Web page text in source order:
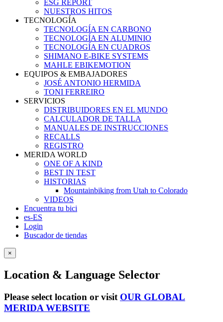
ESG REPORT
NUESTROS HITOS
TECNOLOGÍA
TECNOLOGÍA EN CARBONO
TECNOLOGÍA EN ALUMINIO
TECNOLOGÍA EN CUADROS
SHIMANO E-BIKE SYSTEMS
MAHLE EBIKEMOTION
EQUIPOS & EMBAJADORES
JOSÉ ANTONIO HERMIDA
TONI FERREIRO
SERVICIOS
DISTRIBUIDORES EN EL MUNDO
CALCULADOR DE TALLA
MANUALES DE INSTRUCCIONES
RECALLS
REGISTRO
MERIDA WORLD
ONE OF A KIND
BEST IN TEST
HISTORIAS
Mountainbiking from Utah to Colorado
VIDEOS
Encuentra tu bici
es-ES
Login
Buscador de tiendas
×
Location & Language Selector
Please select location or visit OUR GLOBAL
MERIDA WEBSITE